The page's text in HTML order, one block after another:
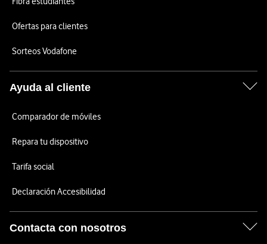
Ofertas para clientes
Sorteos Vodafone
Ayuda al cliente
Comparador de móviles
Repara tu dispositivo
Tarifa social
Declaración Accesibilidad
Contacta con nosotros